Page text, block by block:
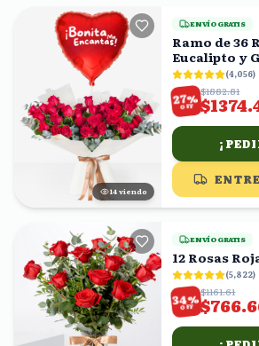
15 viendo
ENVÍO GRATIS
Ramo de 36
Eucalipto y
'Bonita Me
(4,056)
27%
OFF
$1882.81
ENVÍO GRATIS
12 Rosas
(5,822)
34%
OFF
$1161.61